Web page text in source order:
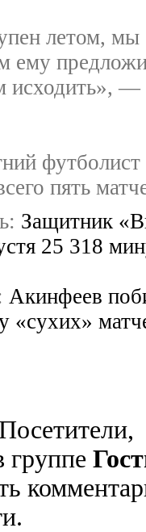
летом, мы
ему
исходить», —
пять
Защитник
25 318
Акинфеев
«сухих»
группе